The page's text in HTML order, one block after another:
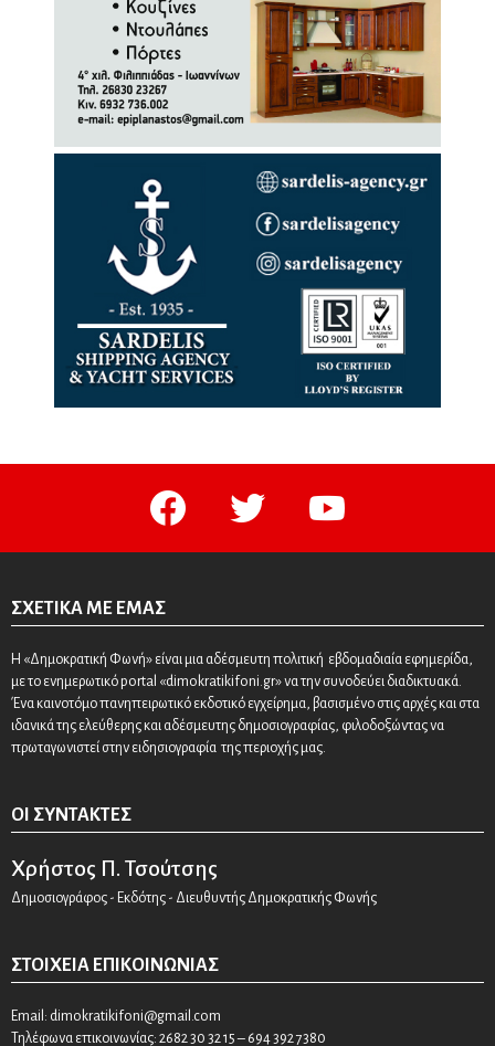
facebook twitter youtube
ΣΧΕΤΙΚΆ ΜΕ ΕΜΆΣ
Η «Δημοκρατική Φωνή» είναι μια αδέσμευτη πολιτική εβδομαδιαία εφημερίδα,
με το ενημερωτικό portal «dimokratikifoni.gr» να την συνοδεύει διαδικτυακά.
Ένα καινοτόμο πανηπειρωτικό εκδοτικό εγχείρημα, βασισμένο στις αρχές και στα
ιδανικά της ελεύθερης και αδέσμευτης δημοσιογραφίας, φιλοδοξώντας να
πρωταγωνιστεί στην ειδησιογραφία της περιοχής μας.
ΟΙ ΣΥΝΤΆΚΤΕΣ
Χρήστος Π. Τσούτσης
Δημοσιογράφος - Εκδότης - Διευθυντής Δημοκρατικής Φωνής
ΣΤΟΙΧΕΊΑ ΕΠΙΚΟΙΝΩΝΊΑΣ
Email: dimokratikifoni@gmail.com
Τηλέφωνα επικοινωνίας: 2682 30 32 15 – 694 392 7380